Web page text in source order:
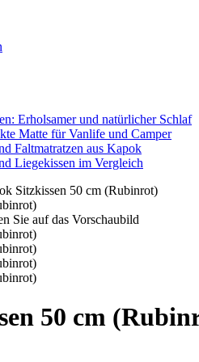
Erholsamer und natürlicher Schlaf
Matte für Vanlife und Camper
Faltmatratzen aus Kapok
Liegekissen im Vergleich
Sitzkissen 50 cm (Rubinrot)
Sie auf das Vorschaubild
50 cm